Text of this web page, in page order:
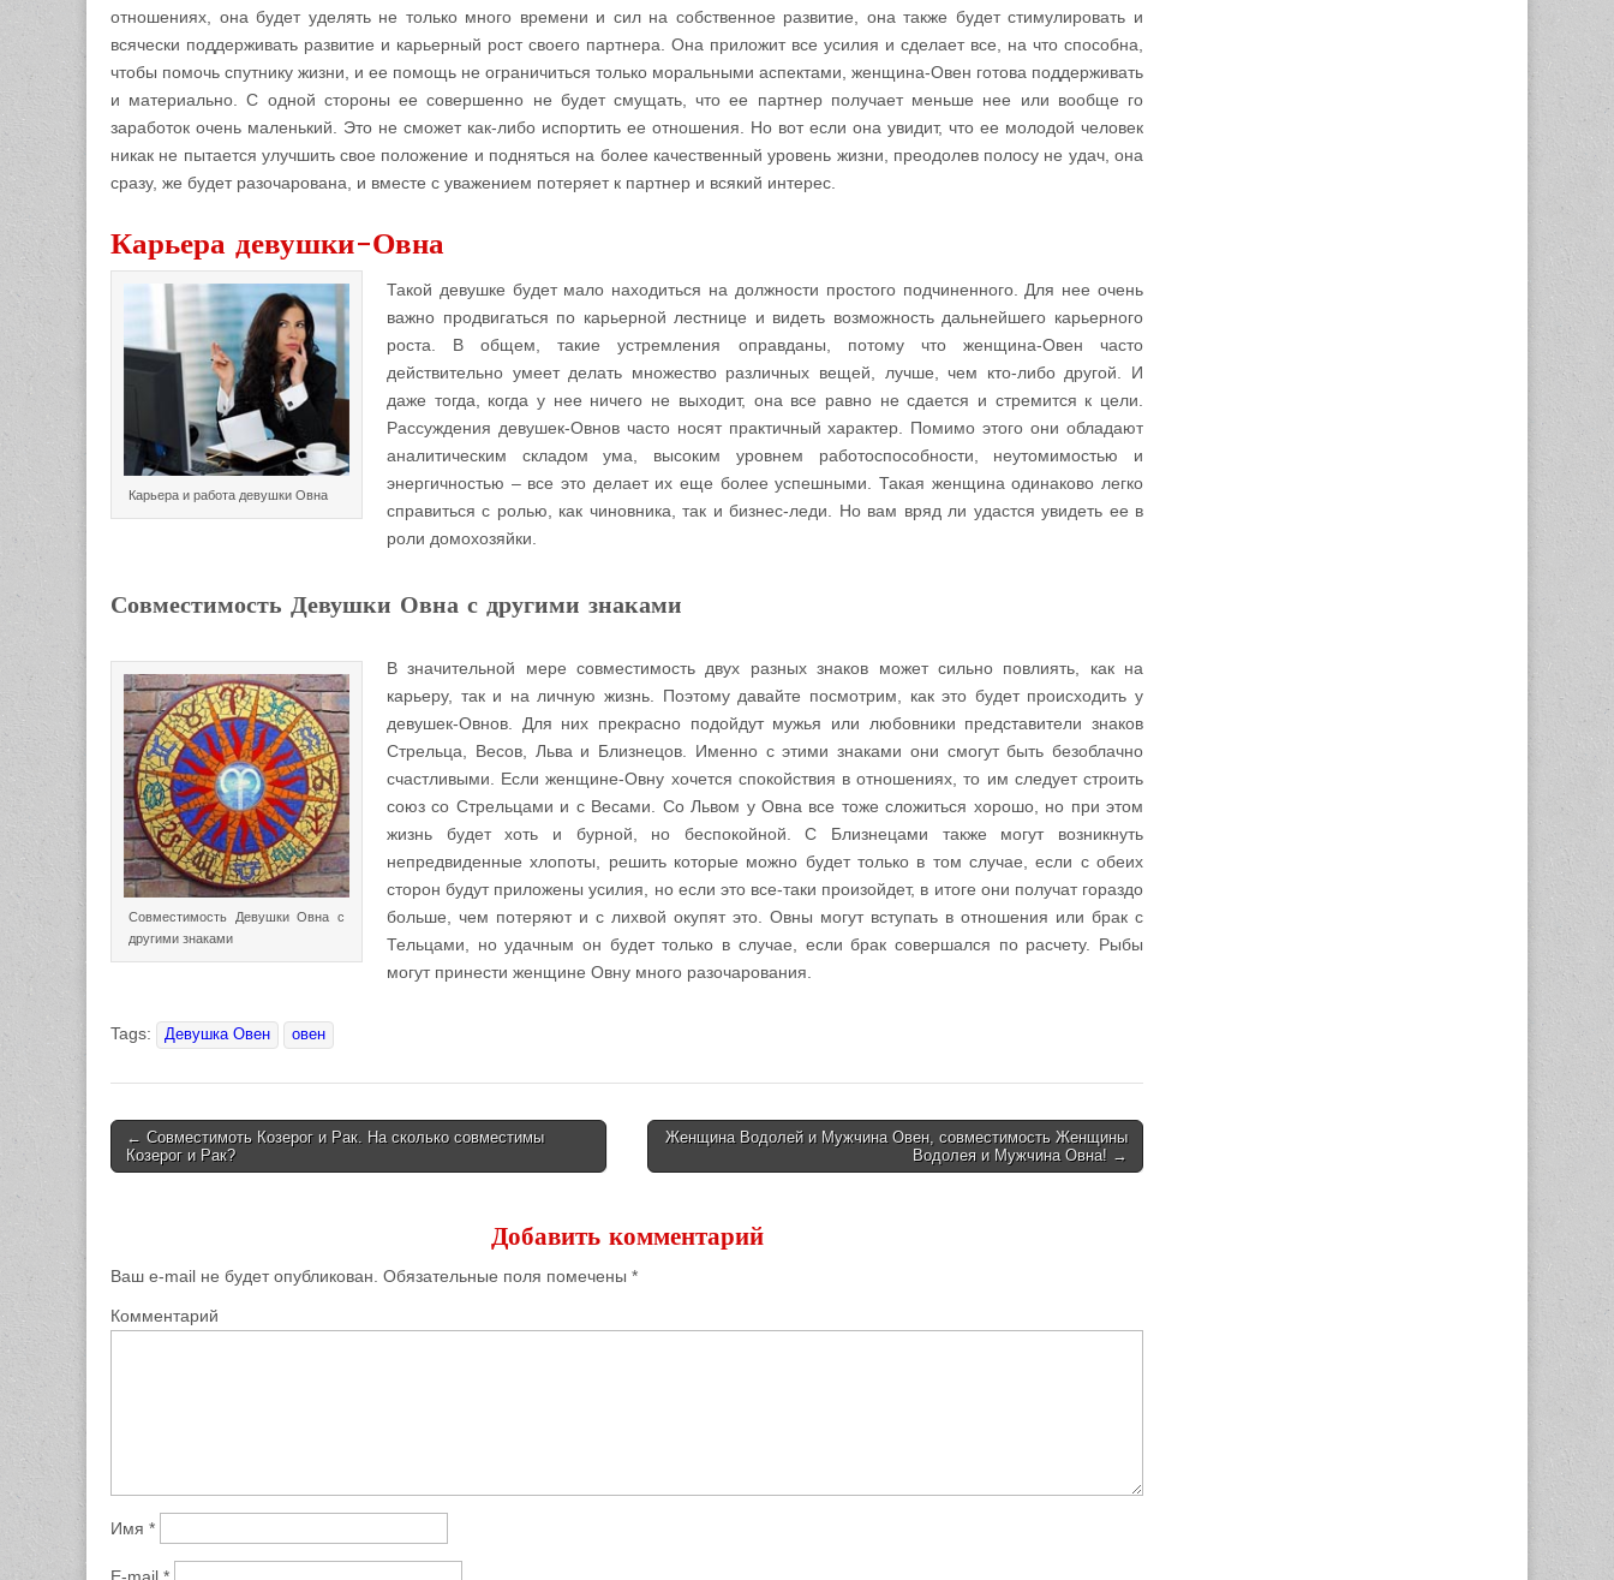
отношениях, она будет уделять не только много времени и сил на собственное развитие, она также будет стимулировать и
всячески поддерживать развитие и карьерный рост своего партнера. Она приложит все усилия и сделает все, на что способна,
чтобы помочь спутнику жизни, и ее помощь не ограничиться только моральными аспектами, женщина-Овен готова поддерживать
и материально. С одной стороны ее совершенно не будет смущать, что ее партнер получает меньше нее или вообще го
заработок очень маленький. Это не сможет как-либо испортить ее отношения. Но вот если она увидит, что ее молодой человек
никак не пытается улучшить свое положение и подняться на более качественный уровень жизни, преодолев полосу не удач, она
сразу, же будет разочарована, и вместе с уважением потеряет к партнер и всякий интерес.
Карьера девушки-Овна
Карьера и работа девушки Овна
Такой девушке будет мало находиться на должности простого подчиненного. Для нее очень
важно продвигаться по карьерной лестнице и видеть возможность дальнейшего карьерного
роста. В общем, такие устремления оправданы, потому что женщина-Овен часто
действительно умеет делать множество различных вещей, лучше, чем кто-либо другой. И
даже тогда, когда у нее ничего не выходит, она все равно не сдается и стремится к цели.
Рассуждения девушек-Овнов часто носят практичный характер. Помимо этого они обладают
аналитическим складом ума, высоким уровнем работоспособности, неутомимостью и
энергичностью – все это делает их еще более успешными. Такая женщина одинаково легко
справиться с ролью, как чиновника, так и бизнес-леди. Но вам вряд ли удастся увидеть ее в
роли домохозяйки.
Совместимость Девушки Овна с другими знаками
Совместимость Девушки Овна с
другими знаками
В значительной мере совместимость двух разных знаков может сильно повлиять, как на
карьеру, так и на личную жизнь. Поэтому давайте посмотрим, как это будет происходить у
девушек-Овнов. Для них прекрасно подойдут мужья или любовники представители знаков
Стрельца, Весов, Льва и Близнецов. Именно с этими знаками они смогут быть безоблачно
счастливыми. Если женщине-Овну хочется спокойствия в отношениях, то им следует строить
союз со Стрельцами и с Весами. Со Львом у Овна все тоже сложиться хорошо, но при этом
жизнь будет хоть и бурной, но беспокойной. С Близнецами также могут возникнуть
непредвиденные хлопоты, решить которые можно будет только в том случае, если с обеих
сторон будут приложены усилия, но если это все-таки произойдет, в итоге они получат гораздо
больше, чем потеряют и с лихвой окупят это. Овны могут вступать в отношения или брак с
Тельцами, но удачным он будет только в случае, если брак совершался по расчету. Рыбы
могут принести женщине Овну много разочарования.
Tags: Девушка Овен овен
Post navigation
← Совместимоть Козерог и Рак. На сколько совместимы
Козерог и Рак?
Женщина Водолей и Мужчина Овен, совместимость Женщины
Водолея и Мужчина Овна! →
Добавить комментарий
Ваш e-mail не будет опубликован. Обязательные поля помечены *
Комментарий
Имя *